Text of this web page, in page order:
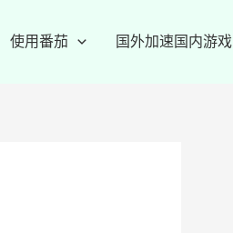
使用番茄 国外加速国内游戏